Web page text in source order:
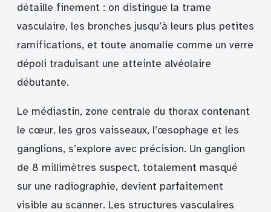
détaille finement : on distingue la trame
vasculaire, les bronches jusqu’à leurs plus petites
ramifications, et toute anomalie comme un verre
dépoli traduisant une atteinte alvéolaire
débutante.
Le médiastin, zone centrale du thorax contenant
le cœur, les gros vaisseaux, l’œsophage et les
ganglions, s’explore avec précision. Un ganglion
de 8 millimètres suspect, totalement masqué
sur une radiographie, devient parfaitement
visible au scanner. Les structures vasculaires